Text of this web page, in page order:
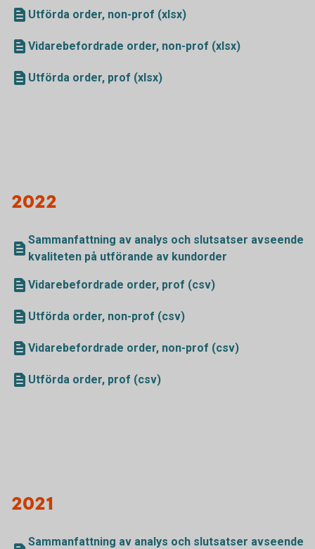
Utförda order, non-prof (xlsx)
Vidarebefordrade order, non-prof (xlsx)
Utförda order, prof (xlsx)
2022
Sammanfattning av analys och slutsatser avseende
kvaliteten på utförande av kundorder
Vidarebefordrade order, prof (csv)
Utförda order, non-prof (csv)
Vidarebefordrade order, non-prof (csv)
Utförda order, prof (csv)
2021
Sammanfattning av analys och slutsatser avseende